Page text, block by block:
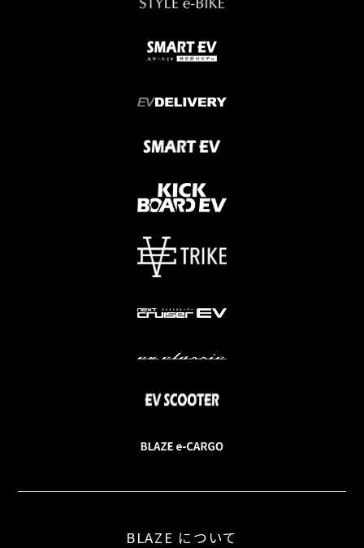
BLAZE について